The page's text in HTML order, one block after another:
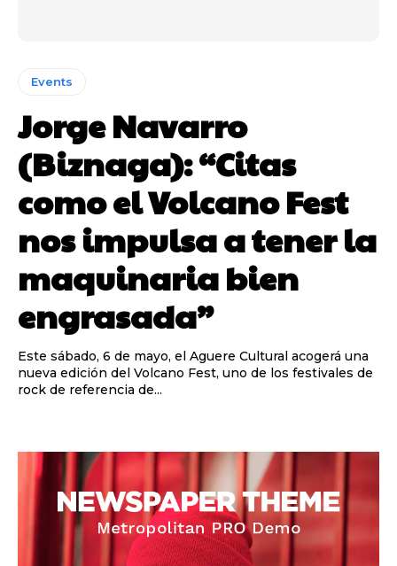
Events
Jorge Navarro
(Biznaga): “Citas
como el Volcano Fest
nos impulsa a tener la
maquinaria bien
engrasada”
Este sábado, 6 de mayo, el Aguere Cultural acogerá una
nueva edición del Volcano Fest, uno de los festivales de
rock de referencia de...